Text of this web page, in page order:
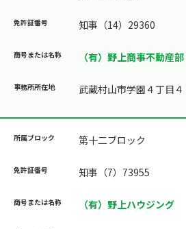
知事（14）29360
（有）野上商事不動産部
武蔵村山市学園４丁目
第十二ブロック
知事（7）73955
（有）野上ハウジング